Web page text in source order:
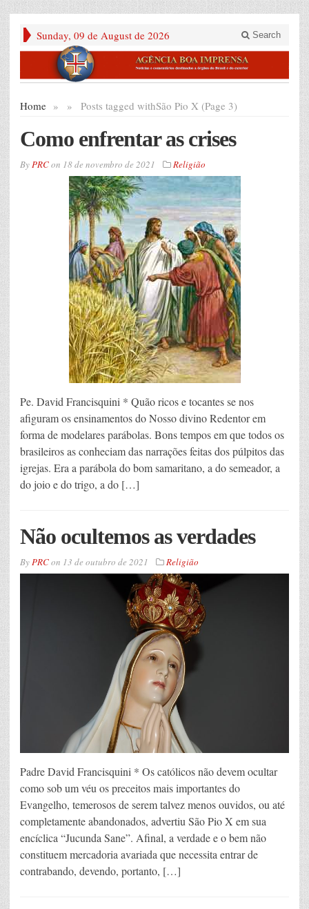
Sunday, 09 de August de 2026 Search
Home » Posts tagged with
» São Pio X (Page 3)
Como enfrentar as crises
ByPRCon 18 de novembro de 2021 Religião
Pe. David Francisquini * Quão ricos e tocantes se nos
afiguram os ensinamentos do Nosso divino Redentor em
forma de modelares parábolas. Bons tempos em que todos os
brasileiros as conheciam das narrações feitas dos púlpitos das
igrejas. Era a parábola do bom samaritano, a do semeador, a
do joio e do trigo, a do […]
Não ocultemos as verdades
ByPRCon 13 de outubro de 2021 Religião
Padre David Francisquini * Os católicos não devem ocultar
como sob um véu os preceitos mais importantes do
Evangelho, temerosos de serem talvez menos ouvidos, ou até
completamente abandonados, advertiu São Pio X em sua
encíclica “Jucunda Sane”. Afinal, a verdade e o bem não
constituem mercadoria avariada que necessita entrar de
contrabando, devendo, portanto, […]